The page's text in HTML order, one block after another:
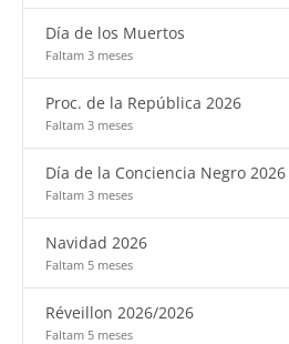
Día de los Muertos
Faltam 3 meses
Proc. de la República 2026
Faltam 3 meses
Día de la Conciencia Negro 2026
Faltam 3 meses
Navidad 2026
Faltam 5 meses
Réveillon 2026/2026
Faltam 5 meses